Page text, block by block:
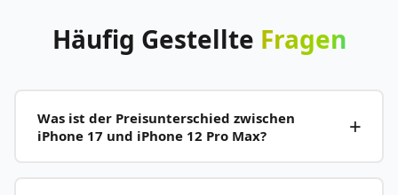
Häufig Gestellte Fragen
Was ist der Preisunterschied zwischen
iPhone 17 und iPhone 12 Pro Max?